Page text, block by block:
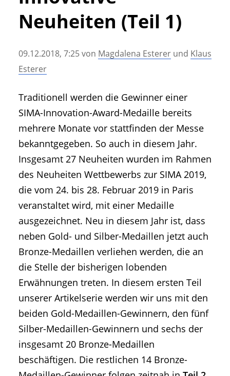
• Messen und Veranstaltungen
• Agritechnica Neuheiten Archiv
• Artikel nach Hersteller/Marke
Neuheiten (Teil 1)
09.12.2018, 7:25von Magdalena Esterer und Klaus
Esterer
Traditionell werden die Gewinner einer
SIMA-Innovation-Award-Medaille bereits
mehrere Monate vor stattfinden der Messe
bekanntgegeben. So auch in diesem Jahr.
Insgesamt 27 Neuheiten wurden im Rahmen
des Neuheiten Wettbewerbs zur SIMA 2019,
die vom 24. bis 28. Februar 2019 in Paris
veranstaltet wird, mit einer Medaille
ausgezeichnet. Neu in diesem Jahr ist, dass
neben Gold- und Silber-Medaillen jetzt auch
Bronze-Medaillen verliehen werden, die an
die Stelle der bisherigen lobenden
Erwähnungen treten. In diesem ersten Teil
unserer Artikelserie werden wir uns mit den
beiden Gold-Medaillen-Gewinnern, den fünf
Silber-Medaillen-Gewinnern und sechs der
insgesamt 20 Bronze-Medaillen
beschäftigen. Die restlichen 14 Bronze-